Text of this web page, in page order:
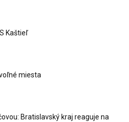
Kaštieľ
miesta
Bratislavský kraj reaguje na